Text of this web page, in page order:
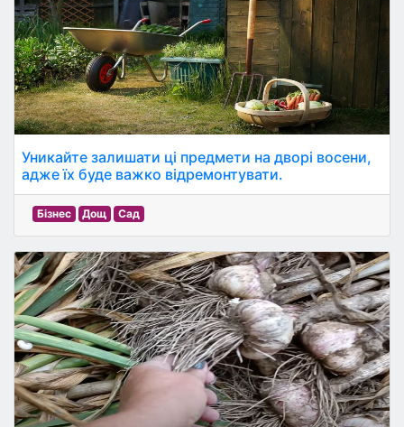
Уникайте залишати ці предмети на дворі восени,
адже їх буде важко відремонтувати.
Бізнес Дощ Сад